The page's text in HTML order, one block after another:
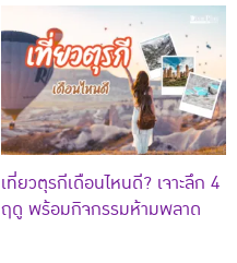
เที่ยวตุรกีเดือนไหนดี? เจาะลึก 4
ฤดู พร้อมกิจกรรมห้ามพลาด